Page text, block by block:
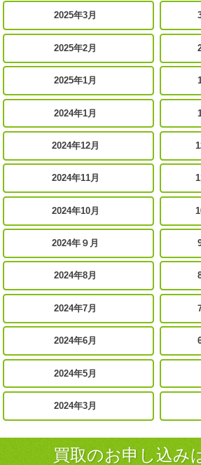
2025年3月
2025年2月
2025年1月
2024年1月
2024年12月
2024年11月
2024年10月
2024年９月
2024年8月
2024年7月
2024年6月
2024年5月
2024年3月
買取のお申し込み